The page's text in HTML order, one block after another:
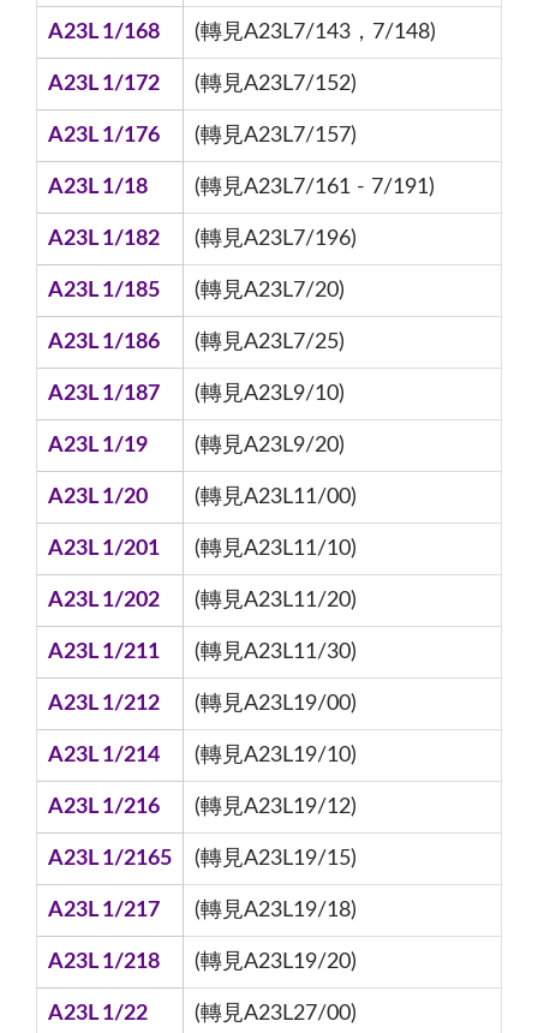
A23L 1/168 (轉見A23L7/143，7/148)
A23L 1/172 (轉見A23L7/152)
A23L 1/176 (轉見A23L7/157)
A23L 1/18 (轉見A23L7/161 - 7/191)
A23L 1/182 (轉見A23L7/196)
A23L 1/185 (轉見A23L7/20)
A23L 1/186 (轉見A23L7/25)
A23L 1/187 (轉見A23L9/10)
A23L 1/19 (轉見A23L9/20)
A23L 1/20 (轉見A23L11/00)
A23L 1/201 (轉見A23L11/10)
A23L 1/202 (轉見A23L11/20)
A23L 1/211 (轉見A23L11/30)
A23L 1/212 (轉見A23L19/00)
A23L 1/214 (轉見A23L19/10)
A23L 1/216 (轉見A23L19/12)
A23L 1/2165 (轉見A23L19/15)
A23L 1/217 (轉見A23L19/18)
A23L 1/218 (轉見A23L19/20)
A23L 1/22 (轉見A23L27/00)